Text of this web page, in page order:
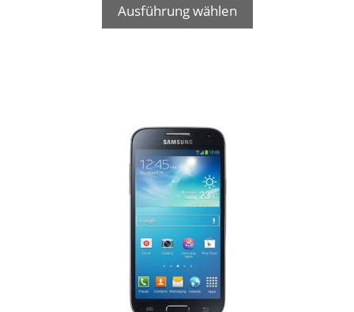
Ausführung wählen